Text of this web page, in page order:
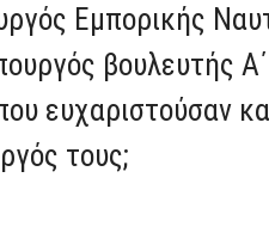
Εμπορικής
βουλευτής
ευχαριστούσαν
τους;